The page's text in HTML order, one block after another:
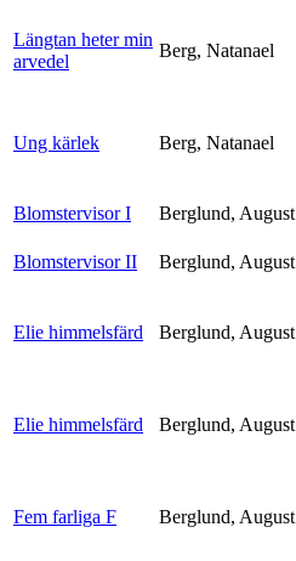
Längtan heter min
arvedel
Berg, Natanael
Ung kärlek Berg, Natanael
Blomstervisor I Berglund, August
Blomstervisor II
Berglund, August
Elie himmelsfärd Berglund, August
Elie himmelsfärd Berglund, August
Fem farliga F Berglund, August